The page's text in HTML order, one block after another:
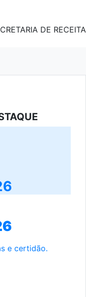
DE RECEITA
e certidão.